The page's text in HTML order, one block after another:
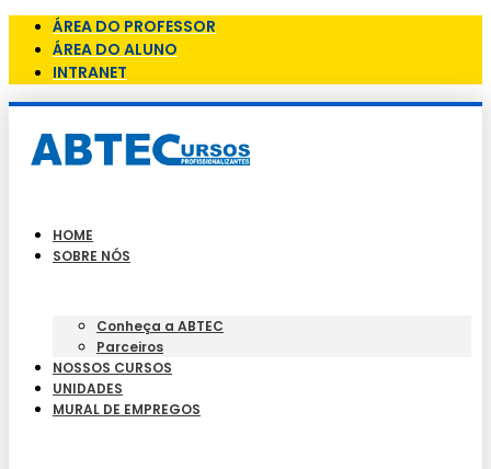
ÁREA DO PROFESSOR
ÁREA DO ALUNO
INTRANET
HOME
SOBRE NÓS
Conheça a ABTEC
Parceiros
NOSSOS CURSOS
UNIDADES
MURAL DE EMPREGOS